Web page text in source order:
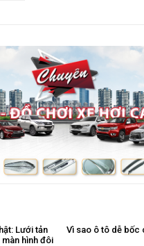
Lưới tản
hình đôi
Vì sao ô tô dễ bốc